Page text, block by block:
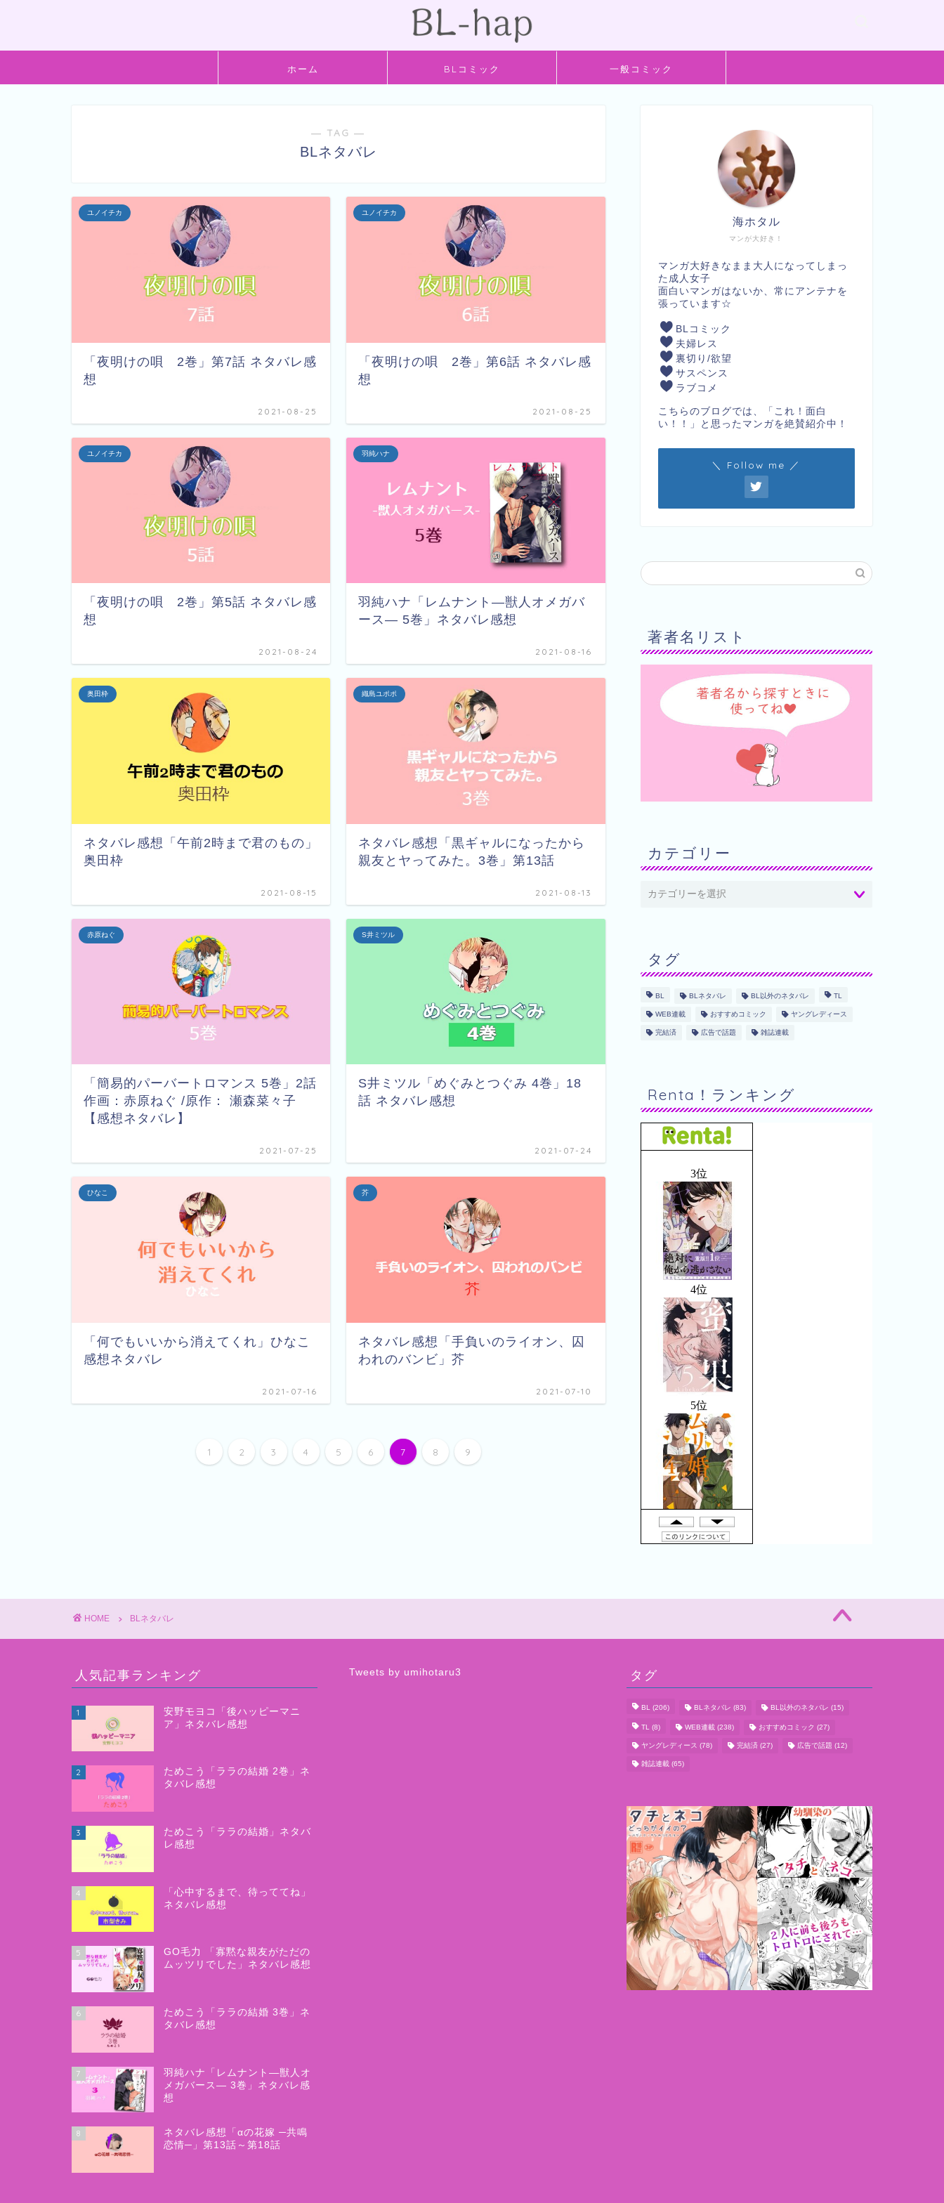
ホーム BLコミック 一般コミック
― TAG ―
BLネタバレ
ユノイチカ
「夜明けの唄 2巻」第7話 ネタバレ感
想
2021-08-25
ユノイチカ
「夜明けの唄 2巻」第6話 ネタバレ感
想
2021-08-25
ユノイチカ
「夜明けの唄 2巻」第5話 ネタバレ感
想
2021-08-24
羽純ハナ
羽純ハナ「レムナント―獣人オメガバ
ース― 5巻」ネタバレ感想
2021-08-16
奥田枠
ネタバレ感想「午前2時まで君のもの」
奥田枠
2021-08-15
織島ユポポ
ネタバレ感想「黒ギャルになったから
親友とヤってみた。3巻」第13話
2021-08-13
赤原ねぐ
「簡易的パーバートロマンス 5巻」2話
作画：赤原ねぐ /原作： 瀬森菜々子
【感想ネタバレ】
2021-07-25
S井ミツル
S井ミツル「めぐみとつぐみ 4巻」18
話 ネタバレ感想
2021-07-24
ひなこ
「何でもいいから消えてくれ」ひなこ
感想ネタバレ
2021-07-16
芥
ネタバレ感想「手負いのライオン、囚
われのバンビ」芥
2021-07-10
1 2 3 4 5 6 7 8 9
マンが大好き！
海ホタル
マンガ大好きなまま大人になってしまっ
た成人女子
面白いマンガはないか、常にアンテナを
張っています☆
BLコミック
夫婦レス
裏切り/欲望
サスペンス
ラブコメ
こちらのブログでは、「これ！面白
い！！」と思ったマンガを絶賛紹介中！
＼ Follow me ／
著者名リスト
カテゴリー
タグ
BL BLネタバレ BL以外のネタバレ TL
WEB連載 おすすめコミック ヤングレディース
完結済 広告で話題 雑誌連載
Renta！ランキング
HOME BLネタバレ
人気記事ランキング
1
安野モヨコ「後ハッピーマニ
ア」ネタバレ感想
2
ためこう「ララの結婚 2巻」ネ
タバレ感想
3
ためこう「ララの結婚」ネタバ
レ感想
4
「心中するまで、待っててね」
ネタバレ感想
5
GO毛力 「寡黙な親友がただの
ムッツリでした」ネタバレ感想
6
ためこう「ララの結婚 3巻」ネ
タバレ感想
7
羽純ハナ「レムナント―獣人オ
メガバース― 3巻」ネタバレ感
想
8
ネタバレ感想「αの花嫁 ─共鳴
恋情─」第13話～第18話
Tweets by umihotaru3 タグ
BL (206) BLネタバレ (83) BL以外のネタバレ (15)
TL (8) WEB連載 (238) おすすめコミック (27)
ヤングレディース (78) 完結済 (27) 広告で話題 (12)
雑誌連載 (65)